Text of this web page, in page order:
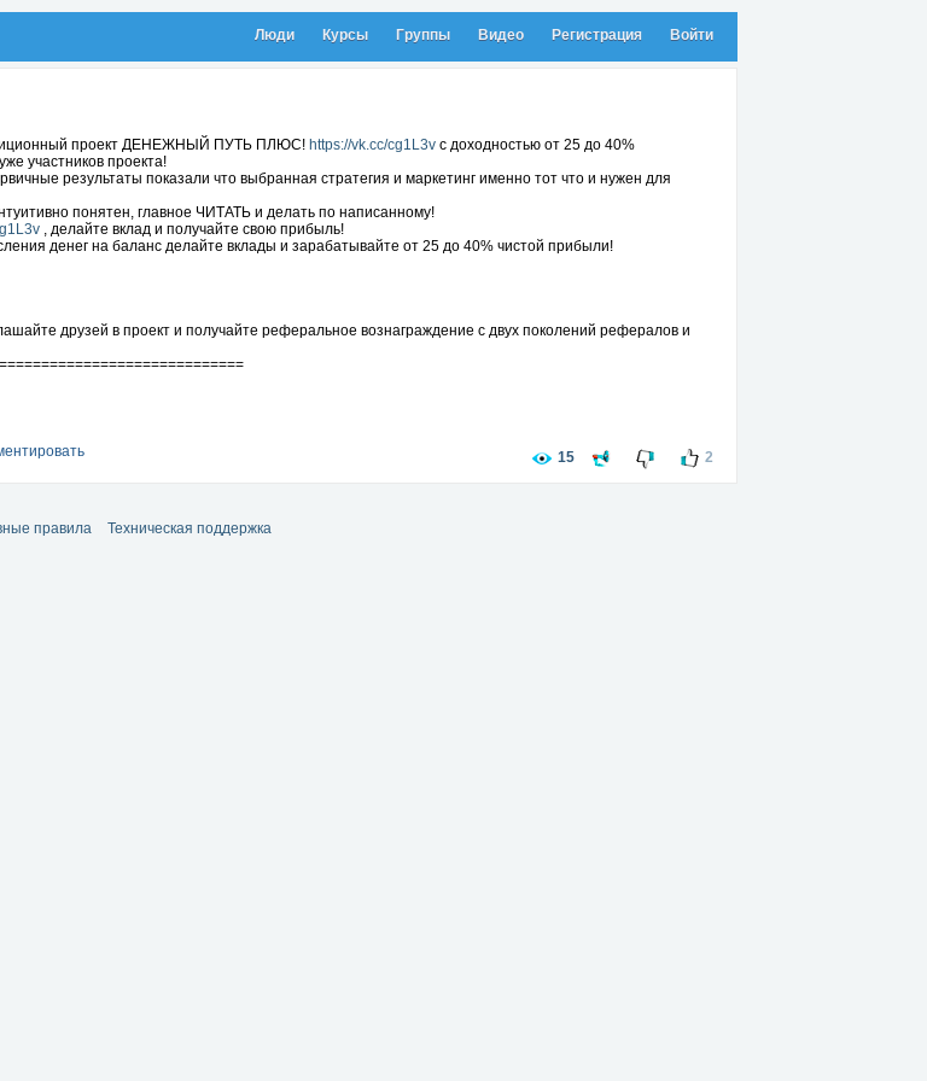
Люди Курсы Группы Видео Регистрация Войти
проект ДЕНЕЖНЫЙ ПУТЬ ПЛЮС! https://vk.cc/cg1L3v с доходностью от 25 до 40%
участников проекта!
результаты показали что выбранная стратегия и маркетинг именно тот что и нужен для
понятен, главное ЧИТАТЬ и делать по написанному!
, делайте вклад и получайте свою прибыль!
денег на баланс делайте вклады и зарабатывайте от 25 до 40% чистой прибыли!
друзей в проект и получайте реферальное вознаграждение с двух поколений рефералов и
15 2
правила Техническая поддержка